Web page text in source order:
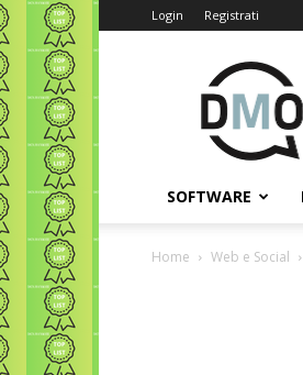
Login Registrati
SOFTWARE
Home Web e Social